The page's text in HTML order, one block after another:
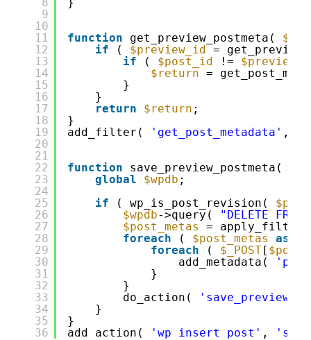
9
10
11
12
13
14
15
16
17
18
19
20
21
22
23
24
25
26
27
28
29
30
31
32
33
34
35
36
function get_preview_postmeta(
if
( $preview_id
=
if
( $post_id !=
$return
=
}
}
return
$return ;
}
add_filter(
'get_post_metadata' ,
function save_preview_postmeta(
global
$wpdb ;
if
( wp_is_post_revision(
$wpdb->query( "DELETE
$post_metas
=
foreach
( $post_metas as
foreach
( $_POST[
add_metadata(
}
}
do_action(
}
}
add_action(
'wp_insert_post' ,